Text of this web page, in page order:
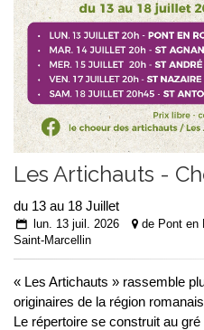
Les Artichauts -
du 13 au 18 Juillet
lun. 13 juil. 2026
de Pont en
Saint-Marcellin
« Les Artichauts » rassemble
originaires de la région
Le répertoire se construit au